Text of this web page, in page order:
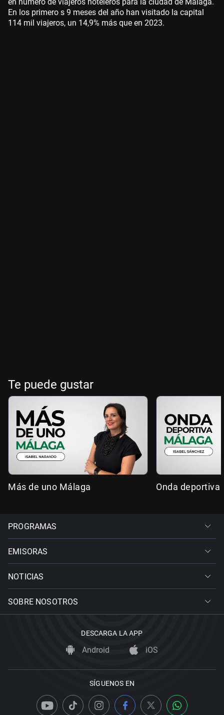
En los primero s 9 meses del año han visitado la capital
114 mil viajeros, un 14,9% más que en 2023.
Te puede gustar
Más de uno Málaga Onda deportiva
PROGRAMAS
EMISORAS
NOTICIAS
SOBRE NOSOTROS
DESCARGA LA APP
Android iOS
SÍGUENOS EN